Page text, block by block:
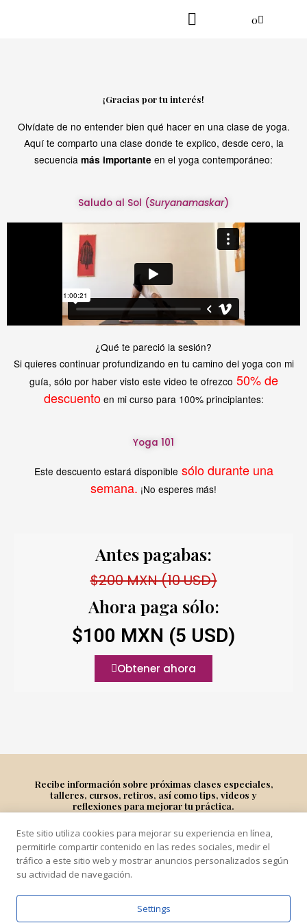
0
Cart
¡Gracias por tu interés!
Olvídate de no entender bien qué hacer en una clase de yoga.
Aquí te comparto una clase donde te explico, desde cero, la
secuencia más importante en el yoga contemporáneo:
Saludo al Sol (Suryanamaskar)
¿Qué te pareció la sesión?
Si quieres continuar profundizando en tu camino del yoga con mi
guía, sólo por haber visto este video te ofrezco 50% de
descuentoen mi curso para 100% principiantes:
Yoga 101
Este descuento estará disponible sólo durante una
semana. ¡No esperes más!
Antes pagabas:
$200 MXN (10 USD)
Ahora paga sólo:
$100 MXN (5 USD)
Obtener ahora
Recibe información sobre próximas clases especiales,
talleres, cursos, retiros, así como tips, videos y
reflexiones para mejorar tu práctica.
Suscríbete
Este sitio utiliza cookies para mejorar su experiencia en línea,
permitirle compartir contenido en las redes sociales, medir el
tráfico a este sitio web y mostrar anuncios personalizados según
su actividad de navegación.
Settings